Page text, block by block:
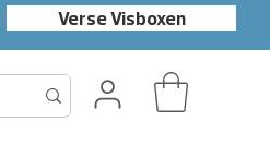
Verse Visboxen